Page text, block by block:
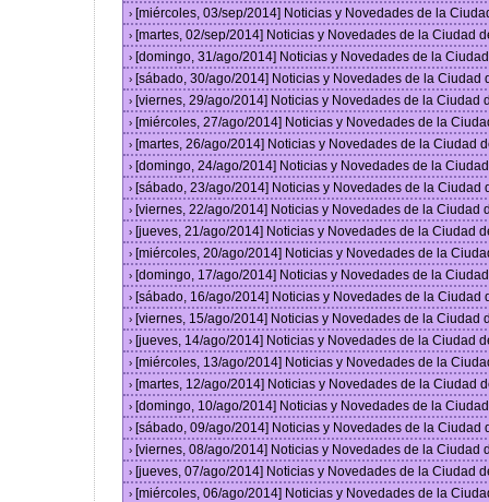
› [miércoles, 03/sep/2014] Noticias y Novedades de la
› [martes, 02/sep/2014] Noticias y Novedades de la Ciudad
› [domingo, 31/ago/2014] Noticias y Novedades de la
› [sábado, 30/ago/2014] Noticias y Novedades de la Ciudad
› [viernes, 29/ago/2014] Noticias y Novedades de la Ciudad
› [miércoles, 27/ago/2014] Noticias y Novedades de la
› [martes, 26/ago/2014] Noticias y Novedades de la Ciudad
› [domingo, 24/ago/2014] Noticias y Novedades de la
› [sábado, 23/ago/2014] Noticias y Novedades de la Ciudad
› [viernes, 22/ago/2014] Noticias y Novedades de la Ciudad
› [jueves, 21/ago/2014] Noticias y Novedades de la Ciudad
› [miércoles, 20/ago/2014] Noticias y Novedades de la
› [domingo, 17/ago/2014] Noticias y Novedades de la
› [sábado, 16/ago/2014] Noticias y Novedades de la Ciudad
› [viernes, 15/ago/2014] Noticias y Novedades de la Ciudad
› [jueves, 14/ago/2014] Noticias y Novedades de la Ciudad
› [miércoles, 13/ago/2014] Noticias y Novedades de la
› [martes, 12/ago/2014] Noticias y Novedades de la Ciudad
› [domingo, 10/ago/2014] Noticias y Novedades de la
› [sábado, 09/ago/2014] Noticias y Novedades de la Ciudad
› [viernes, 08/ago/2014] Noticias y Novedades de la Ciudad
› [jueves, 07/ago/2014] Noticias y Novedades de la Ciudad
› [miércoles, 06/ago/2014] Noticias y Novedades de la